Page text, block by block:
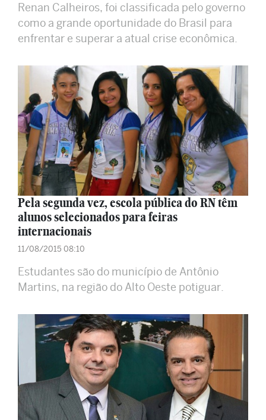
Renan Calheiros, foi classificada pelo governo
como a grande oportunidade do Brasil para
enfrentar e superar a atual crise econômica.
Pela segunda vez, escola pública do RN têm
alunos selecionados para feiras
internacionais
11/08/2015 08:10
Estudantes são do município de Antônio
Martins, na região do Alto Oeste potiguar.